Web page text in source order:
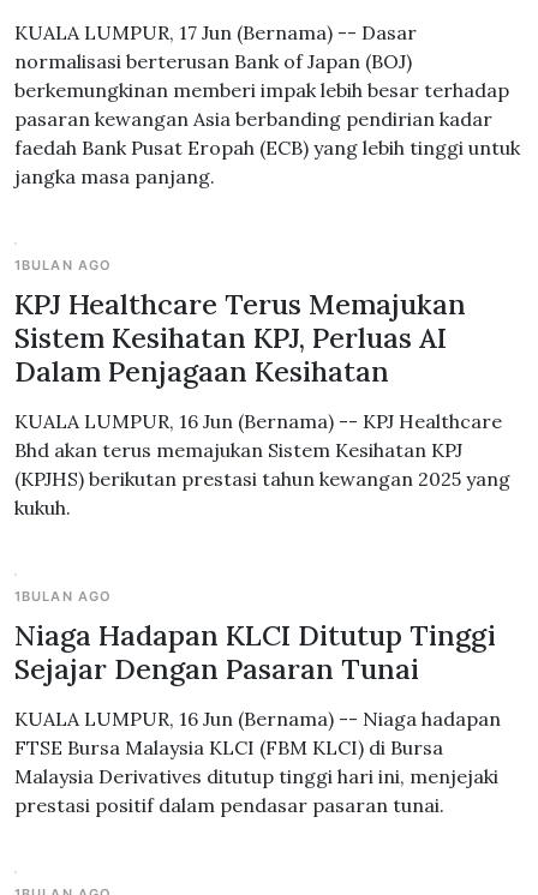
KUALA LUMPUR, 17 Jun (Bernama) -- Dasar
normalisasi berterusan Bank of Japan (BOJ)
berkemungkinan memberi impak lebih besar terhadap
pasaran kewangan Asia berbanding pendirian kadar
faedah Bank Pusat Eropah (ECB) yang lebih tinggi untuk
jangka masa panjang.
1BULAN AGO
KPJ Healthcare Terus Memajukan
Sistem Kesihatan KPJ, Perluas AI
Dalam Penjagaan Kesihatan
KUALA LUMPUR, 16 Jun (Bernama) -- KPJ Healthcare
Bhd akan terus memajukan Sistem Kesihatan KPJ
(KPJHS) berikutan prestasi tahun kewangan 2025 yang
kukuh.
1BULAN AGO
Niaga Hadapan KLCI Ditutup Tinggi
Sejajar Dengan Pasaran Tunai
KUALA LUMPUR, 16 Jun (Bernama) -- Niaga hadapan
FTSE Bursa Malaysia KLCI (FBM KLCI) di Bursa
Malaysia Derivatives ditutup tinggi hari ini, menjejaki
prestasi positif dalam pendasar pasaran tunai.